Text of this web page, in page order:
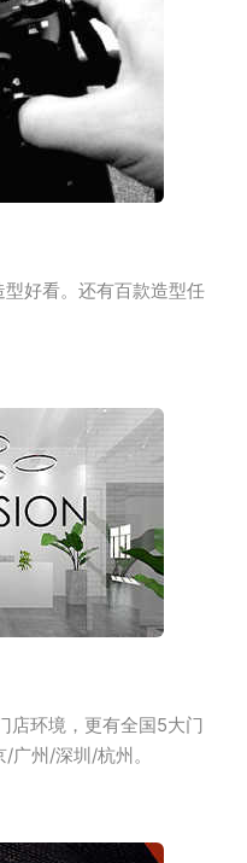
好看。还有百款造型任
店环境，更有全国5大门
广州/深圳/杭州。